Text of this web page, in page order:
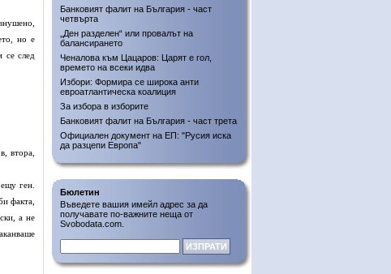
но е
се след
втора,
ген.
факта,
а не
Банковият фалит на България - част
четвърта
„Ден разделен“ или провалът на
балансирането
Ченалова към Цацаров: Царят е гол,
времето на всеки идва
Избори: Формира се широка анти
евроатлантическа коалиция
За избора в изборите
Банковият фалит на България - част трета
Официален документ на ЕП: "Русия иска
да разцепи Европа"
Бюлетин
Въведете вашия имейл адрес за да
получавате по-важните неща от
Svobodata.com.